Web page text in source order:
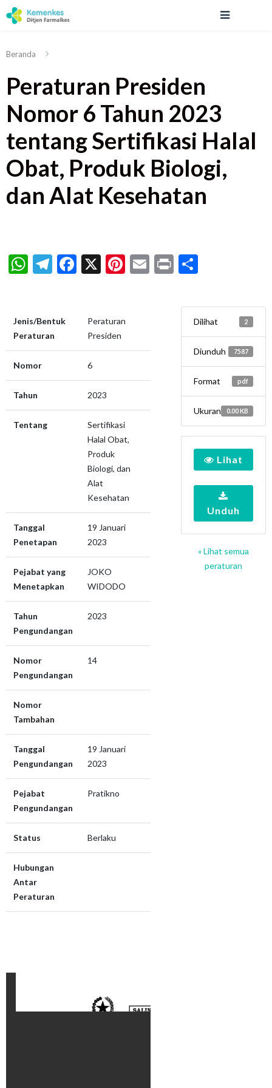
Beranda
Peraturan Presiden
Nomor 6 Tahun 2023
tentang Sertifikasi Halal
Obat, Produk Biologi,
dan Alat Kesehatan
WhatsApp
Telegram
Facebook
X Pinterest
Email
Print
Jenis/Bentuk
Peraturan
Peraturan
Presiden
Nomor 6
Tahun 2023
Tentang
Sertifikasi
Halal Obat,
Produk
Biologi, dan
Alat
Kesehatan
Tanggal
Penetapan
19 Januari
2023
Pejabat yang
Menetapkan
JOKO
WIDODO
Tahun
Pengundangan
2023
Nomor
Pengundangan
14
Nomor
Tambahan
Tanggal
Pengundangan
19 Januari
2023
Pejabat
Pengundangan
Pratikno
Status Berlaku
Hubungan
Antar
Peraturan
Dilihat 2
Diunduh 7587
Format pdf
Ukuran 0.00 KB
Lihat
Unduh
« Lihat semua
peraturan